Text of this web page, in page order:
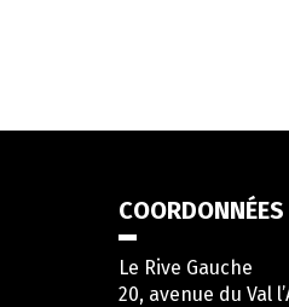
COORDONNÉES
Le Rive Gauche
20, avenue du Val